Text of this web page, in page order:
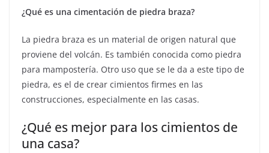
¿Qué es una cimentación de piedra braza?
La piedra braza es un material de origen natural que
proviene del volcán. Es también conocida como piedra
para mampostería. Otro uso que se le da a este tipo de
piedra, es el de crear cimientos firmes en las
construcciones, especialmente en las casas.
¿Qué es mejor para los cimientos de
una casa?